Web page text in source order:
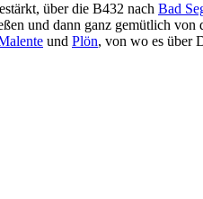
über die B432 nach Bad
und dann ganz gemütlich von
und Plön, von wo es über